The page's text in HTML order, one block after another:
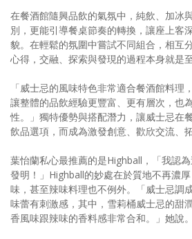
在餐酒館隨興品飲的氣氛中，純飲、加冰
別，更能引導餐桌節奏的轉換，讓座上客
貌。在輕鬆的氛圍中嘗試不同組合，相互
心得，交融、探索與發現的過程本身就是至
「威士忌的風味特色非常適合餐酒館料理
讓整體的品飲經驗更豐富、更有層次，也
性。」獨特優勢與搭配潛力，讓威士忌在
飲品選項，而成為激發創意、歡欣交流、
葉怡蘭私心最推薦的是Highball，「我認
發明！」Highball的妙處在於質地不再濃
味，甚至辣味料理也不例外。「威士忌調
味蕾有刺激感，其中，雪莉桶威士忌的甜
香風味跟辣味的香料感非常合和。」她說。